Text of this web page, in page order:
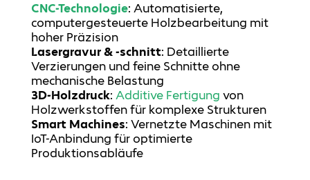
CNC-Technologie: Automatisierte,
computergesteuerte Holzbearbeitung mit
hoher Präzision
Lasergravur & -schnitt: Detaillierte
Verzierungen und feine Schnitte ohne
mechanische Belastung
3D-Holzdruck:Additive Fertigung von
Holzwerkstoffen für komplexe Strukturen
Smart Machines: Vernetzte Maschinen mit
IoT-Anbindung für optimierte
Produktionsabläufe